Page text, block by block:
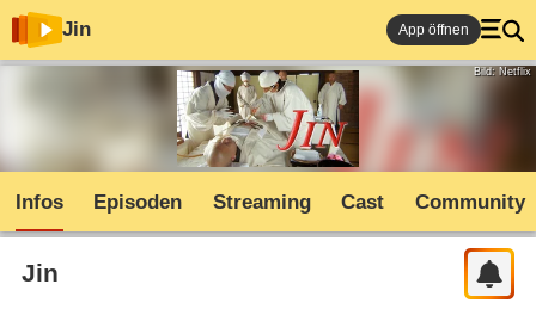
Jin App öffnen
Bild: Netflix
Infos Episoden Streaming Cast Community
Jin